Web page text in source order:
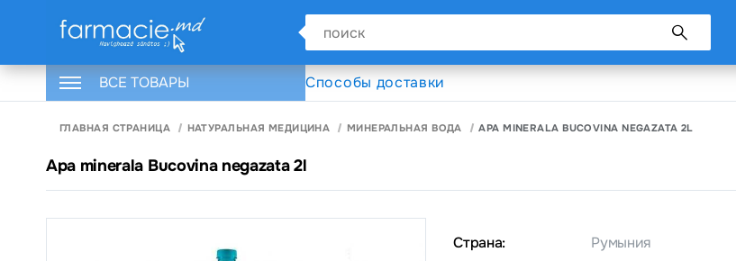
ВСЕ ТОВАРЫ Способы доставки
ГЛАВНАЯ СТРАНИЦА НАТУРАЛЬНАЯ МЕДИЦИНА МИНЕРАЛЬНАЯ ВОДА APA MINERALA BUCOVINA NEGAZATA 2L
Apa minerala Bucovina negazata 2l
Страна:
Румыния